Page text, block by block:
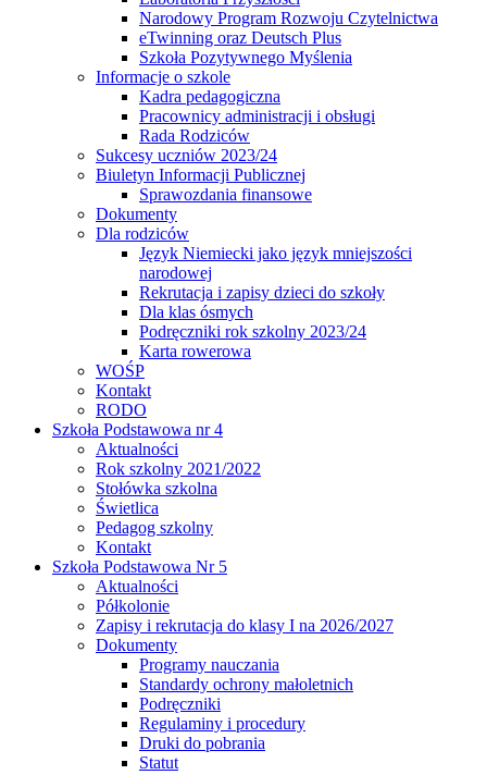
Narodowy Program Rozwoju Czytelnictwa
eTwinning oraz Deutsch Plus
Szkoła Pozytywnego Myślenia
Informacje o szkole
Kadra pedagogiczna
Pracownicy administracji i obsługi
Rada Rodziców
Sukcesy uczniów 2023/24
Biuletyn Informacji Publicznej
Sprawozdania finansowe
Dokumenty
Dla rodziców
Język Niemiecki jako język mniejszości
narodowej
Rekrutacja i zapisy dzieci do szkoły
Dla klas ósmych
Podręczniki rok szkolny 2023/24
Karta rowerowa
WOŚP
Kontakt
RODO
Szkoła Podstawowa nr 4
Aktualności
Rok szkolny 2021/2022
Stołówka szkolna
Świetlica
Pedagog szkolny
Kontakt
Szkoła Podstawowa Nr 5
Aktualności
Półkolonie
Zapisy i rekrutacja do klasy I na 2026/2027
Dokumenty
Programy nauczania
Standardy ochrony małoletnich
Podręczniki
Regulaminy i procedury
Druki do pobrania
Statut